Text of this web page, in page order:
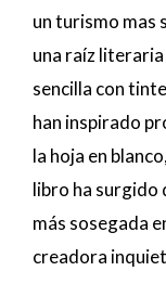
un turismo mas
una raíz literaria
sencilla con
han inspirado
la hoja en
libro ha surgido
más sosegada
creadora